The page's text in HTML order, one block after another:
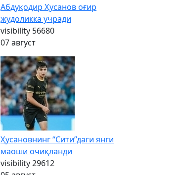
Абдуқодир Ҳусанов оғир
жудоликка учради
visibility 56680
07 август
Ҳусановнинг “Сити”даги янги
маоши очиқланди
visibility29612